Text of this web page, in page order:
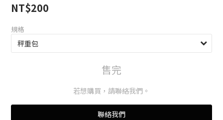
NT$200
規格
售完
若想購買，請聯絡我們。
聯絡我們